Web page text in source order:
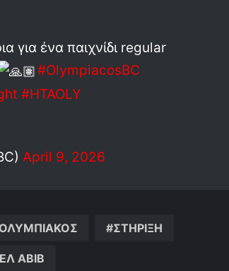
για ένα παιχνίδι regular
#OlympiacosBC
#HTAOLY
April 9, 2026
ΣΤΗΡΙΞΗ
ΑΒΙΒ